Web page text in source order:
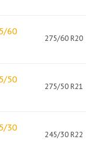
60
275/60 R20
50
275/50 R21
30
245/30 R22